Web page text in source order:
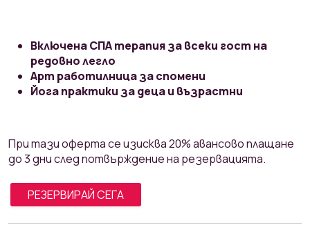
Включена СПА терапия за всеки гост на
редовно легло
Арт работилница за спомени
Йога практики за деца и възрастни
При тази оферта се изисква 20% авансово плащане
до 3 дни след потвърждение на резервацията.
РЕЗЕРВИРАЙ СЕГА